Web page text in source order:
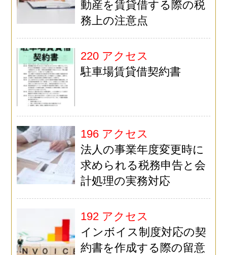
動産を賃貸借する際の税
務上の注意点
220 アクセス
駐車場賃貸借契約書
196 アクセス
法人の事業年度変更時に
求められる税務申告と会
計処理の実務対応
192 アクセス
インボイス制度対応の契
約書を作成する際の留意